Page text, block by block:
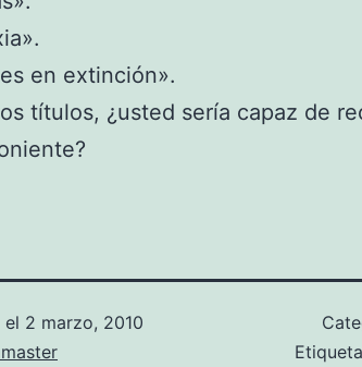
en extinción».
títulos, ¿usted sería capaz de
el 2 marzo, 2010